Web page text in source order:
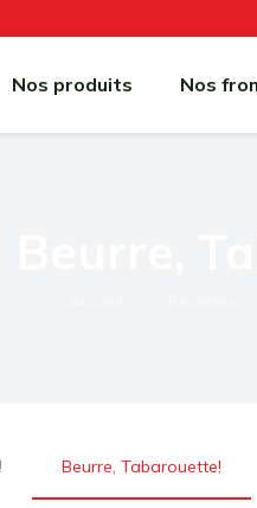
Nos produits Nos
Beurre, Tabarouette!